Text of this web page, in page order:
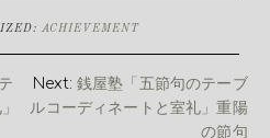
ACHIEVEMENT
Next: 銭屋塾「五節句のテーブ
ルコーディネートと室礼」重陽
の節句